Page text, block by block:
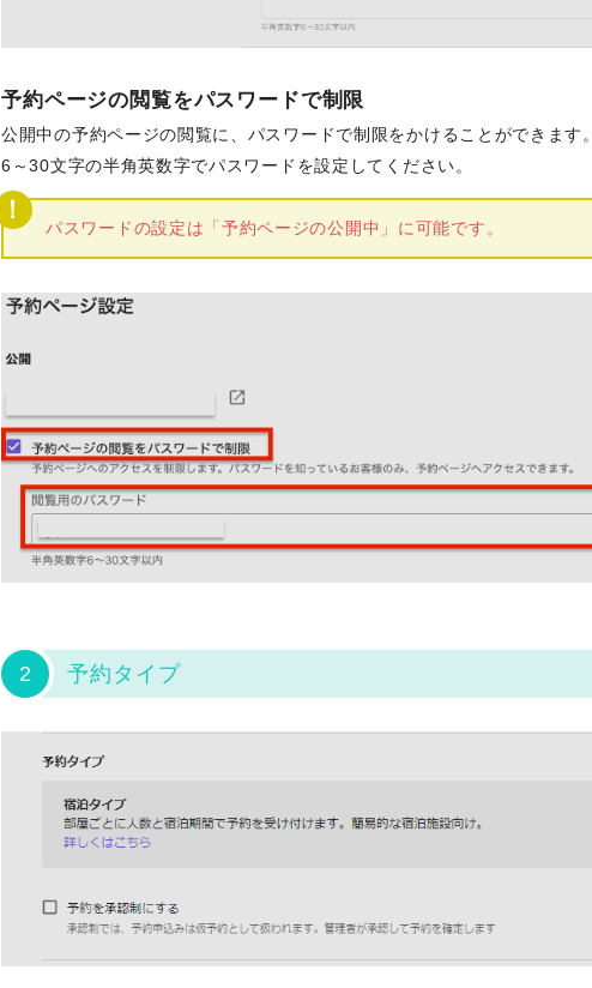
予約ページの閲覧をパスワードで制限
公開中の予約ページの閲覧に、パスワードで制限をかけることができます。
6～30文字の半角英数字でパスワードを設定してください。
パスワードの設定は「予約ページの公開中」に可能です。
2 予約タイプ